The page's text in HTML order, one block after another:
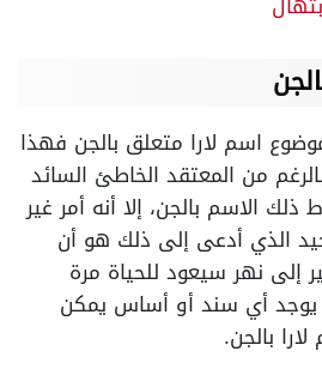
اسم لارا متعلق بالجن فهذا
من المعتقد الخاطئ السائد
ذلك الاسم بالجن، إلا أنه أمر غير
الذي أدعى إلى ذلك هو أن
إلى نهر سيعود للحياة مرة
يوجد أي سند أو أساس يمكن
بالجن.